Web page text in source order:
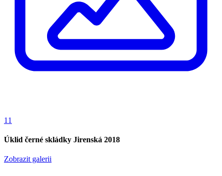
11
Úklid černé skládky Jirenská 2018
Zobrazit galerii